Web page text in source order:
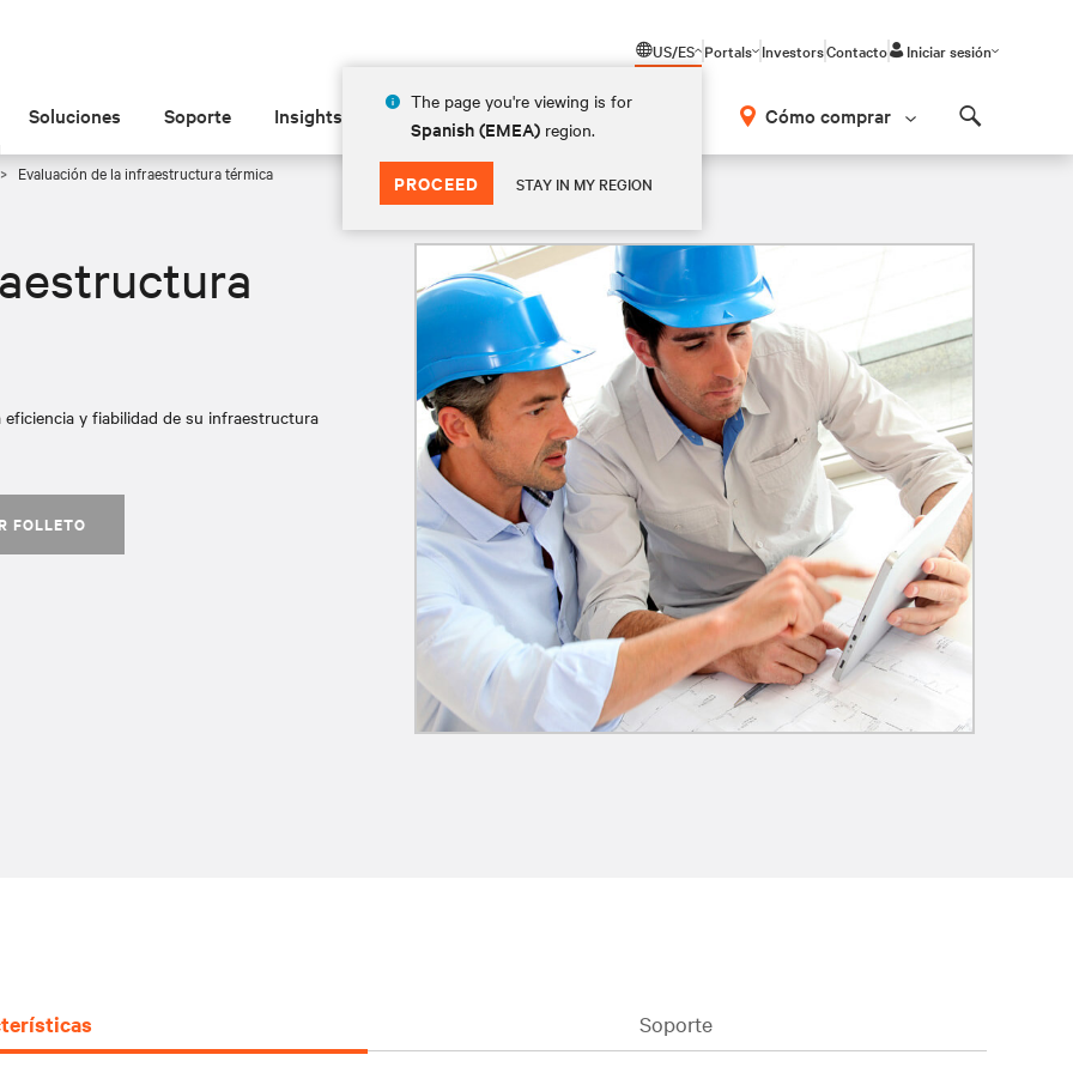
US/ES
The page you're viewing is for
Spanish (EMEA) region.
PROCEED STAY IN MY REGION
Portals InvestorsContacto Iniciar sesión
Soluciones Soporte Insights Acerca de las Cómo comprar
Evaluación de la infraestructura térmica
y fiabilidad de su infraestructura
FOLLETO
Soporte